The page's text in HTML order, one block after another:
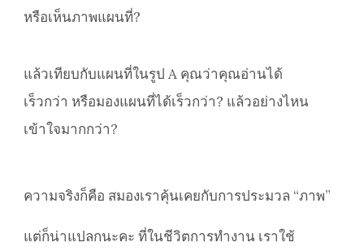
หรือเห็นภาพแผนที่?
แล้วเทียบกับแผนที่ในรูป A คุณว่าคุณอ่านได้
เร็วกว่า หรือมองแผนที่ได้เร็วกว่า? แล้วอย่างไหน
เข้าใจมากกว่า?
ความจริงก็คือ สมองเราคุ้นเคยกับการประมวล “ภาพ”
แต่ก็น่าแปลกนะคะ ที่ในชีวิตการทำงาน เราใช้